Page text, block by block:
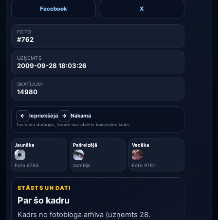
Facebook X
FOTO
#762
UZŅEMTS
2009-09-28 18:03:26
SKATĪJUMI
14980
← Iepriekšējā → Nākamā
Tastatūra darbojas, kamēr nav atvērts komentāru lauks.
Jaunāka
Foto #763
Pašreizējā
zombijs
Vecāka
Foto #761
STĀSTS UN DATI
Par šo kadru
Kadrs no fotobloga arhīva (uzņemts 28.